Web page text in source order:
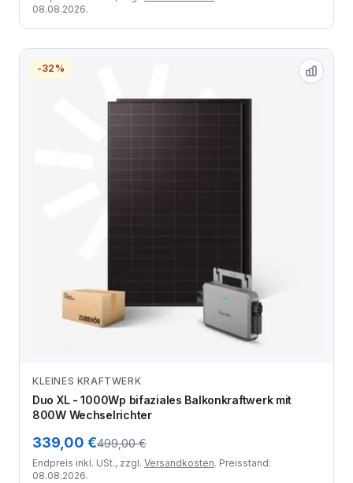
08.08.2026.
-32%
Zum Angebot
KLEINES KRAFTWERK
Duo XL - 1000Wp bifaziales Balkonkraftwerk mit
800W Wechselrichter
339,00 €499,00 €
Endpreis inkl. USt., zzgl. Versandkosten. Preisstand:
08.08.2026.